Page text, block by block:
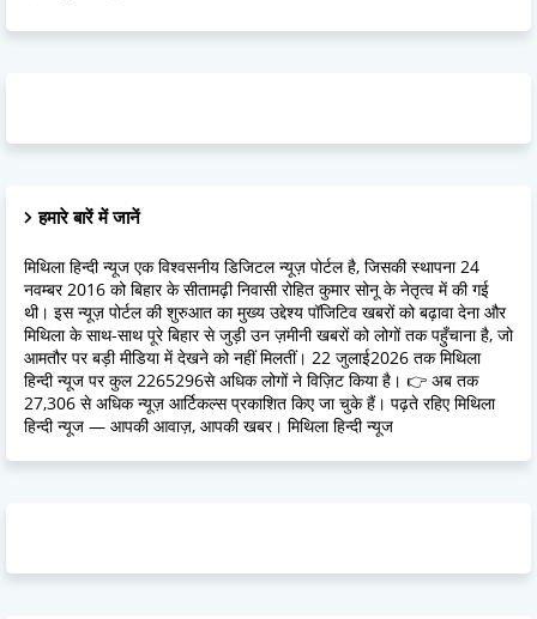
हमारे बारें में जानें
मिथिला हिन्दी न्यूज एक विश्वसनीय डिजिटल न्यूज़ पोर्टल है, जिसकी स्थापना 24
नवम्बर 2016 को बिहार के सीतामढ़ी निवासी रोहित कुमार सोनू के नेतृत्व में की गई
थी। इस न्यूज़ पोर्टल की शुरुआत का मुख्य उद्देश्य पॉजिटिव खबरों को बढ़ावा देना और
मिथिला के साथ-साथ पूरे बिहार से जुड़ी उन ज़मीनी खबरों को लोगों तक पहुँचाना है, जो
आमतौर पर बड़ी मीडिया में देखने को नहीं मिलतीं। 22 जुलाई2026 तक मिथिला
हिन्दी न्यूज पर कुल 2265296से अधिक लोगों ने विज़िट किया है। 👉 अब तक
27,306 से अधिक न्यूज़ आर्टिकल्स प्रकाशित किए जा चुके हैं। पढ़ते रहिए मिथिला
हिन्दी न्यूज — आपकी आवाज़, आपकी खबर। मिथिला हिन्दी न्यूज